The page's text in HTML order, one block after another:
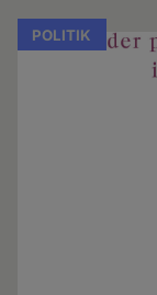
POLITIK